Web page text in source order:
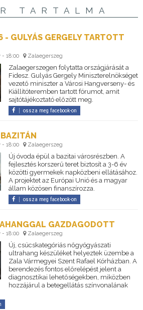
TARTALMA
- GULYÁS GERGELY TARTOTT
- 18:00 Zalaegerszeg
Zalaegerszegen folytatta országjárását a
Fidesz. Gulyás Gergely Miniszterelnökséget
vezető miniszter a Városi Hangverseny- és
Kiállítóteremben tartott fórumot, amit
sajtótájékoztató előzött meg.
ossza meg facebook-on
- 18:00 Zalaegerszeg
Új óvoda épül a bazitai városrészben. A
fejlesztés korszerű teret biztosít a 3-6 év
közötti gyermekek napközbeni ellátásához.
A projektet az Európai Unió és a magyar
állam közösen finanszírozza.
ossza meg facebook-on
GAZDAGODOTT
- 18:00 Zalaegerszeg
Új, csúcskategóriás nőgyógyászati
ultrahang készüléket helyeztek üzembe a
Zala Vármegyei Szent Rafael Kórházban. A
berendezés fontos előrelépést jelent a
diagnosztikai lehetőségekben, miközben
hozzájárul a betegellátás színvonalának